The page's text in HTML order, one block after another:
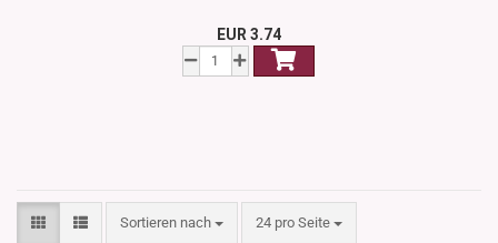
EUR 3.74
Sortieren nach
Sortieren nach 24 pro Seite
pro Seite